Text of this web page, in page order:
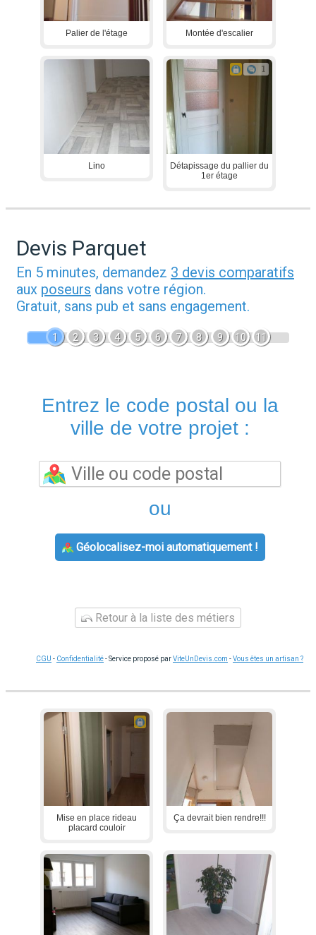
Palier de l'étage Montée d'escalier
Lino
1
Détapissage du pallier du
1er étage
Devis Parquet
En 5 minutes, demandez 3 devis comparatifs
aux poseurs dans votre région.
Gratuit, sans pub et sans engagement.
1 2 3 4 5 6 7 8 9 10 11
Entrez le code postal ou la
ville de votre projet :
ou
Géolocalisez-moi automatiquement !
Retour à la liste des métiers
CGU - Confidentialité- Service proposé parViteUnDevis.com -Vous êtes un artisan ?
Mise en place rideau
placard couloir
Ça devrait bien rendre!!!